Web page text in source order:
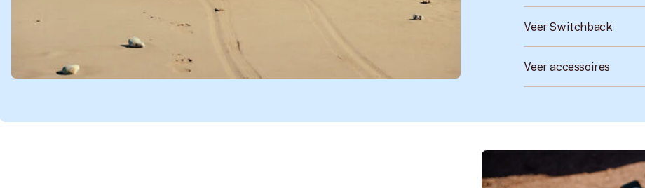
Veer Switchback
Veer accessoires